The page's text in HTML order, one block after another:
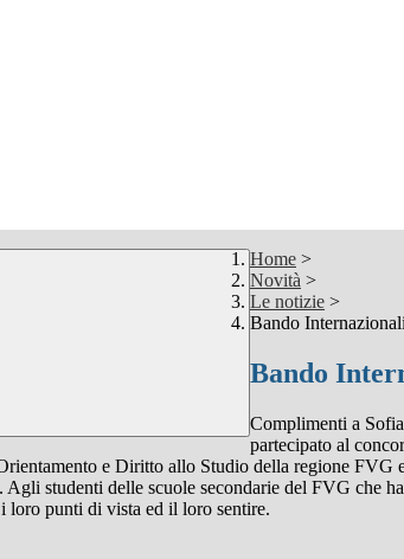
Home >
Novità >
Le notizie >
Bando
Bando
Complimenti a
partecipato al
e Diritto allo Studio della regione FVG
studenti delle scuole secondarie del FVG che
loro punti di vista ed il loro sentire.